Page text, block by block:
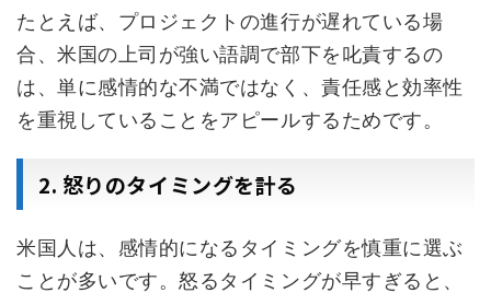
たとえば、プロジェクトの進行が遅れている場
合、米国の上司が強い語調で部下を叱責するの
は、単に感情的な不満ではなく、責任感と効率性
を重視していることをアピールするためです。
2. 怒りのタイミングを計る
米国人は、感情的になるタイミングを慎重に選ぶ
ことが多いです。怒るタイミングが早すぎると、